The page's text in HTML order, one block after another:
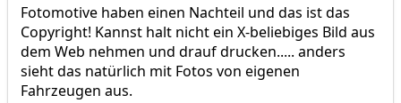
Fotomotive haben einen Nachteil und das ist das
Copyright! Kannst halt nicht ein X-beliebiges Bild aus
dem Web nehmen und drauf drucken..... anders
sieht das natürlich mit Fotos von eigenen
Fahrzeugen aus.